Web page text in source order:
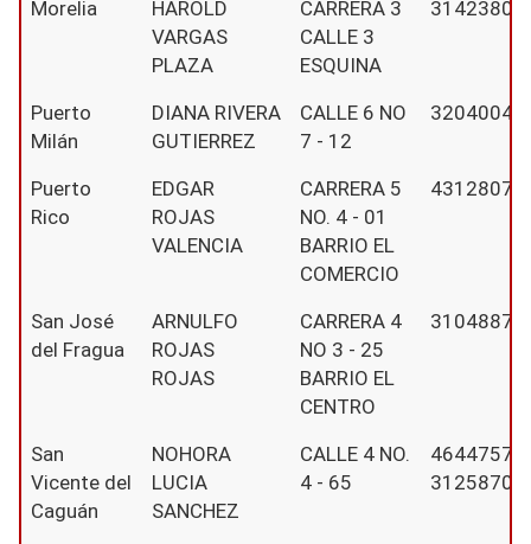
Morelia
HAROLD
VARGAS
PLAZA
CARRERA 3
CALLE 3
ESQUINA
Puerto
Milán
DIANA RIVERA
GUTIERREZ
CALLE 6 NO
7 - 12
Puerto
Rico
EDGAR
ROJAS
VALENCIA
CARRERA 5
NO. 4 - 01
BARRIO EL
COMERCIO
4312807
San José
del Fragua
ARNULFO
ROJAS
ROJAS
CARRERA 4
NO 3 - 25
BARRIO EL
CENTRO
San
Vicente del
Caguán
NOHORA
LUCIA
SANCHEZ
CALLE 4 NO.
4 - 65
4644757 -